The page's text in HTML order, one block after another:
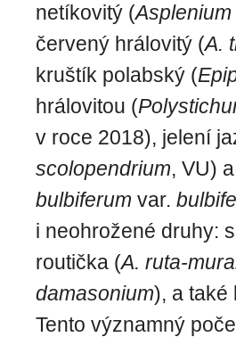
netíkovitý (
červený hrálovitý (A.
kruštík polabský (
hrálovitou (
v roce 2018), jelení
scolopendrium, VU)
bulbiferum var.
i neohrožené druhy:
routička (A. ruta-
damasonium), a také
Tento významný